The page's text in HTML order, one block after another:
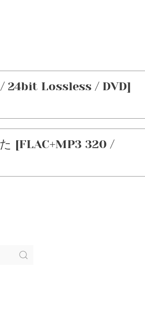
24bit Lossless / DVD]
[FLAC+MP3 320 /